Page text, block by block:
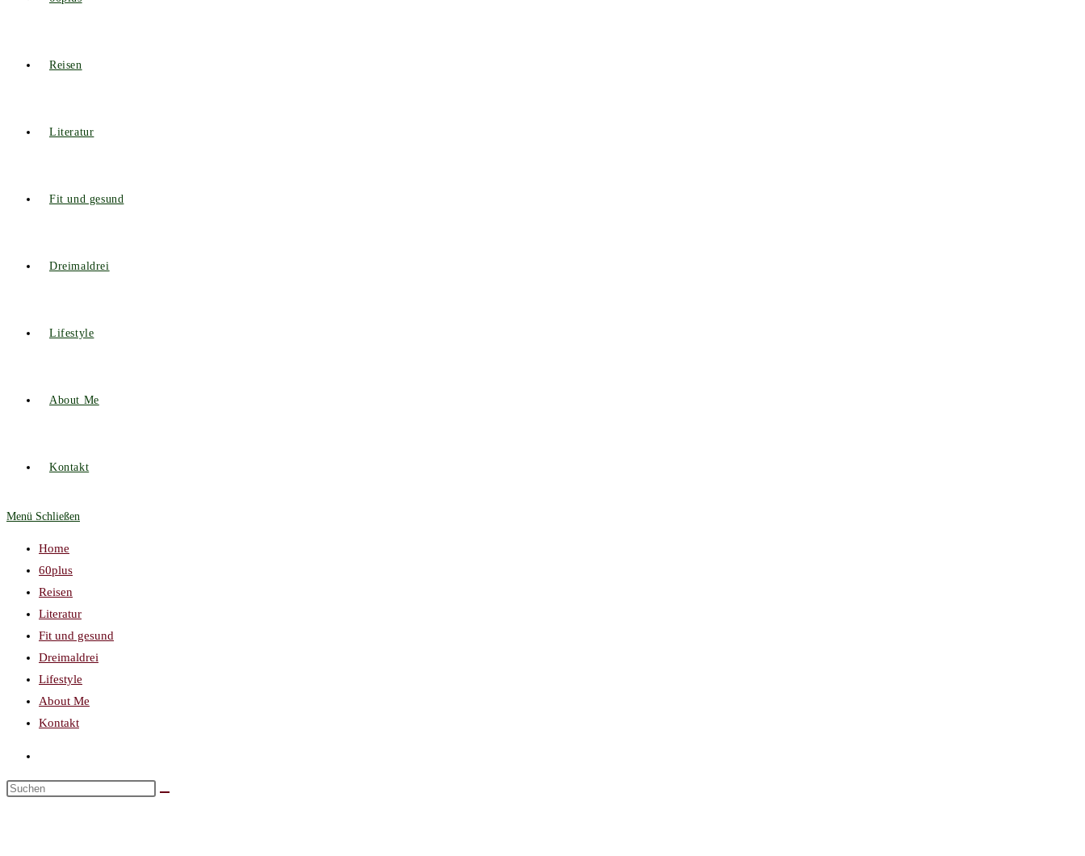
Reisen
Literatur
Fit und gesund
Dreimaldrei
Lifestyle
About Me
Kontakt
Menü Schließen
Home
60plus
Reisen
Literatur
Fit und gesund
Dreimaldrei
Lifestyle
About Me
Kontakt